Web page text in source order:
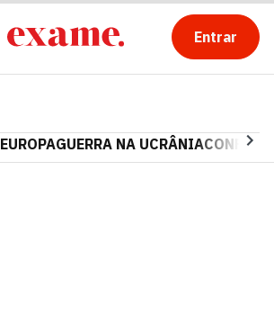
Entrar
EUROPAGUERRA NA UCRÂNIA